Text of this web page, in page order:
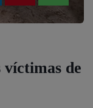
víctimas de